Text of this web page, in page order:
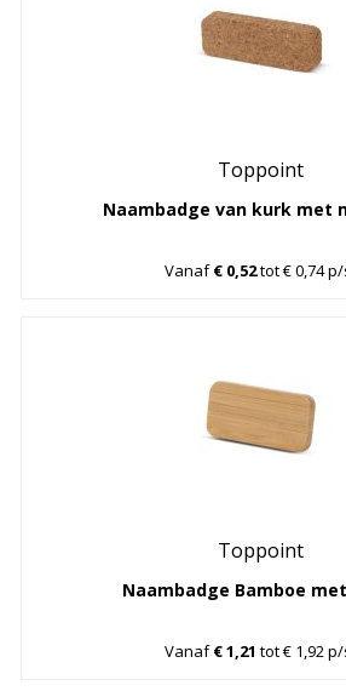
Toppoint
Naambadge van kurk met
Vanaf€ 0,52tot € 0,74
Toppoint
Naambadge Bamboe
Vanaf€ 1,21 tot € 1,92